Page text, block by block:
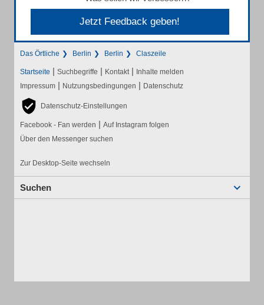
Jetzt Feedback geben!
Das Örtliche Berlin Berlin Claszeile
Startseite | Suchbegriffe | Kontakt | Inhalte melden
Impressum | Nutzungsbedingungen | Datenschutz
Datenschutz-Einstellungen
Facebook - Fan werden | Auf Instagram folgen
Über den Messenger suchen
Zur Desktop-Seite wechseln
Suchen